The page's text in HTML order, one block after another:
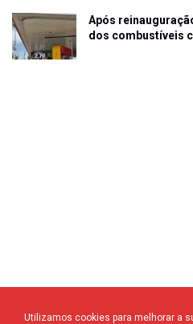
Após
dos combustíveis